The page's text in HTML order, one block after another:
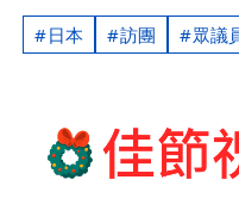
日本 訪團 眾議